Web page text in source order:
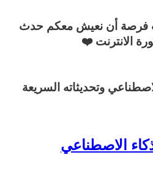
فرصة أن نعيش معكم حدث
الانترنت ❤️
وتحديثاته السريعة
الاصطناعي